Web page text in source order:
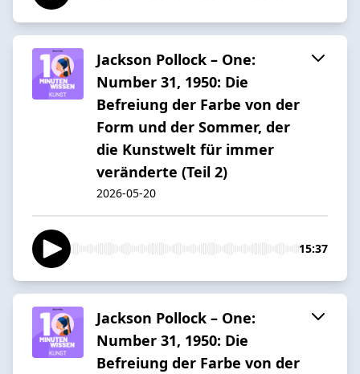
Jackson Pollock – One:
Number 31, 1950: Die
Befreiung der Farbe von der
Form und der Sommer, der
die Kunstwelt für immer
veränderte (Teil 2)
2026-05-20
15:37
Jackson Pollock – One:
Number 31, 1950: Die
Befreiung der Farbe von der